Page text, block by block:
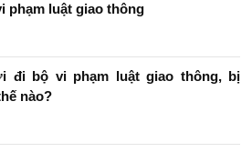
phạm luật giao thông
đi bộ vi phạm luật giao thông, bị
nào?